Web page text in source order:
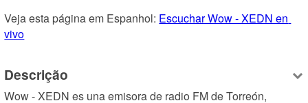
Veja esta página em Espanhol: Escuchar Wow - XEDN en
vivo
Descrição
Wow - XEDN es una emisora de radio FM de Torreón,